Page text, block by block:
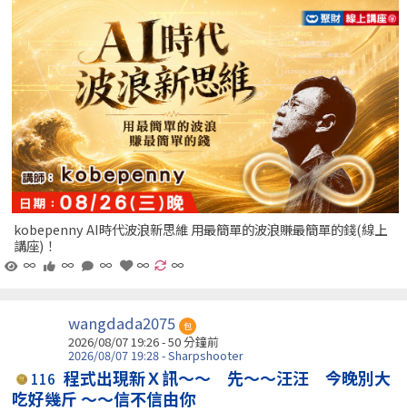
kobepenny AI時代波浪新思維 用最簡單的波浪賺最簡單的錢(線上
講座)！
∞
∞ ∞ ∞ ∞
wangdada2075 包
2026/08/07 19:26 -50 分鐘前
2026/08/07 19:28 - Sharpshooter
116 程式出現新Ｘ訊～～ 先～～汪汪 今晚別大
吃好幾斤 ～～信不信由你